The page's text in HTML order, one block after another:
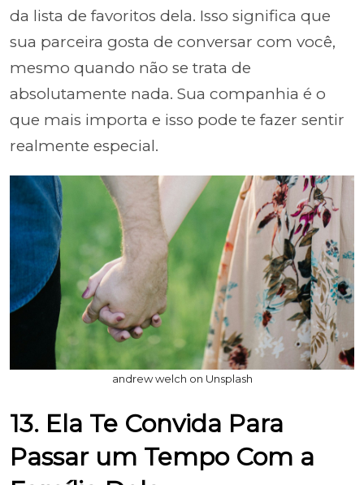
da lista de favoritos dela. Isso significa que
sua parceira gosta de conversar com você,
mesmo quando não se trata de
absolutamente nada. Sua companhia é o
que mais importa e isso pode te fazer sentir
realmente especial.
andrew welch on Unsplash
13. Ela Te Convida Para
Passar um Tempo Com a